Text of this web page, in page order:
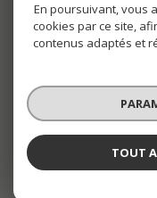
© 2026 | TOUS
En poursuivant, vous
cookies par ce site,
contenus adaptés et
TOUT